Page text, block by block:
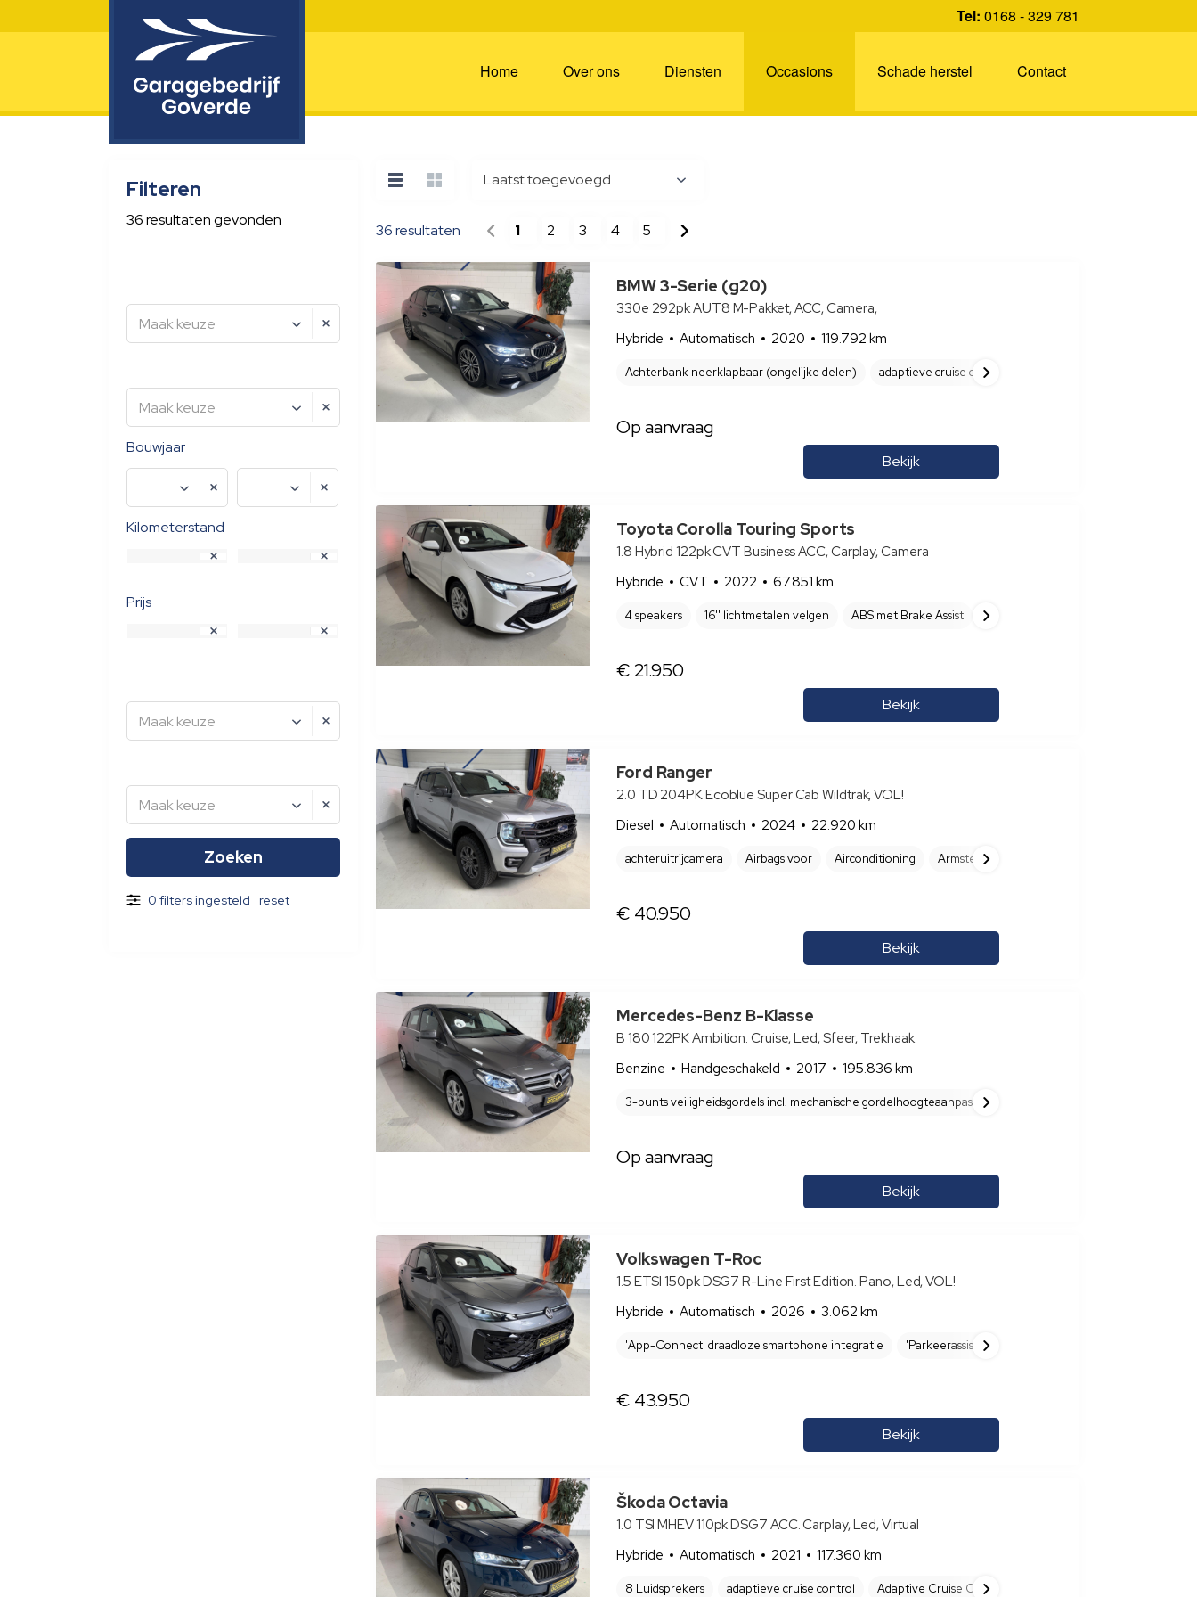
Tel: 0168 - 329 781
Home Over ons Diensten Occasions Schade herstel Contact
Filteren
36resultatengevonden
Maak keuze
Maak keuze
Bouwjaar
Kilometerstand
Prijs
Maak keuze
Maak keuze
0 filters ingesteld reset
Laatst toegevoegd
36resultaten 1 2 3 4 5
BMW 3-Serie (g20)
330e 292pk AUT8 M-Pakket, ACC, Camera,
Hybride
Automatisch 2020 119.792 km
Achterbank neerklapbaar (ongelijke delen) adaptieve cruise control
Op aanvraag
Bekijk
Toyota Corolla Touring Sports
1.8 Hybrid 122pk CVT Business ACC, Carplay, Camera
Hybride
CVT 2022 67.851 km
4 speakers 16'' lichtmetalen velgen ABS met Brake Assist ABS met EBD (elektronische
€ 21.950
Bekijk
Ford Ranger
2.0 TD 204PK Ecoblue Super Cab Wildtrak, VOL!
Diesel
Automatisch 2024 22.920 km
achteruitrijcamera Airbags voor Airconditioning Armsteun op bestuurdersstoel
€ 40.950
Bekijk
Mercedes-Benz B-Klasse
B 180 122PK Ambition. Cruise, Led, Sfeer, Trekhaak
Benzine
Handgeschakeld 2017 195.836 km
3-punts veiligheidsgordels incl. mechanische gordelhoogteaanpassing, gordelbekrachtbegrenzer en
Op aanvraag
Bekijk
Volkswagen T-Roc
1.5 ETSI 150pk DSG7 R-Line First Edition. Pano, Led, VOL!
Hybride
Automatisch 2026 3.062 km
'App-Connect' draadloze smartphone integratie 'Parkeerassistent 'Park Assist Plus' incl.
€ 43.950
Bekijk
Škoda Octavia
1.0 TSI MHEV 110pk DSG7 ACC. Carplay, Led, Virtual
Hybride
Automatisch 2021 117.360 km
8 Luidsprekers adaptieve cruise control Adaptive Cruise Control